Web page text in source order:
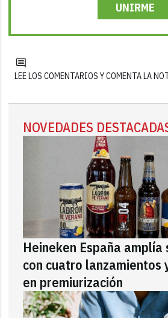
UNIRME
LEE LOS COMENTARIOS Y COMENTA LA
NOVEDADES
Heineken España
con cuatro lanzamientos
en premiurización